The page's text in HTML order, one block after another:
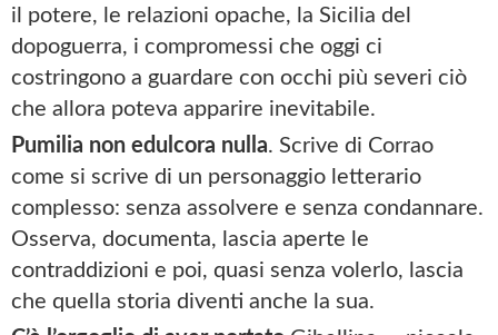
il potere, le relazioni opache, la Sicilia del
dopoguerra, i compromessi che oggi ci
costringono a guardare con occhi più severi ciò
che allora poteva apparire inevitabile.
Pumilia non edulcora nulla. Scrive di Corrao
come si scrive di un personaggio letterario
complesso: senza assolvere e senza condannare.
Osserva, documenta, lascia aperte le
contraddizioni e poi, quasi senza volerlo, lascia
che quella storia diventi anche la sua.